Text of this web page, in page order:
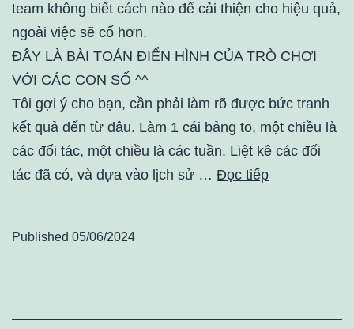
team không biết cách nào để cải thiện cho hiệu quả,
ngoài việc sẽ cố hơn.
ĐÂY LÀ BÀI TOÁN ĐIỂN HÌNH CỦA TRÒ CHƠI
VỚI CÁC CON SỐ ^^
Tôi gợi ý cho bạn, cần phải làm rõ được bức tranh
kết quả đến từ đâu. Làm 1 cái bảng to, một chiều là
các đối tác, một chiều là các tuần. Liệt kê các đối
tác đã có, và dựa vào lịch sử … Đọc tiếp
Published 05/06/2024